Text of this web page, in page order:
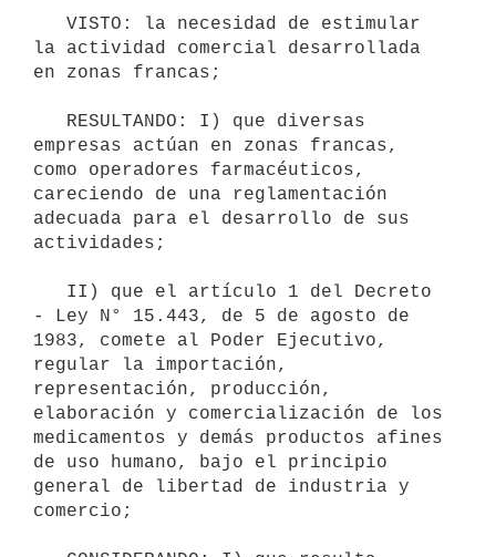
la actividad comercial desarrollada
en zonas francas;
empresas actúan en zonas francas,
como operadores farmacéuticos,
careciendo de una reglamentación
adecuada para el desarrollo de sus
actividades;
- Ley N° 15.443, de 5 de agosto de
1983, comete al Poder Ejecutivo,
regular la importación,
representación, producción,
elaboración y comercialización de los
medicamentos y demás productos afines
de uso humano, bajo el principio
general de libertad de industria y
comercio;